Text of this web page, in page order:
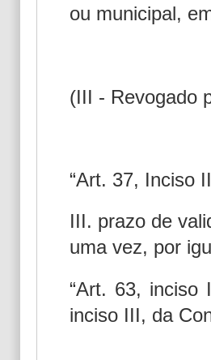
ou municipal,
(III - Revogado
“Art. 37, Inciso
III. prazo de
uma vez, por
“Art. 63, inciso
inciso III, da